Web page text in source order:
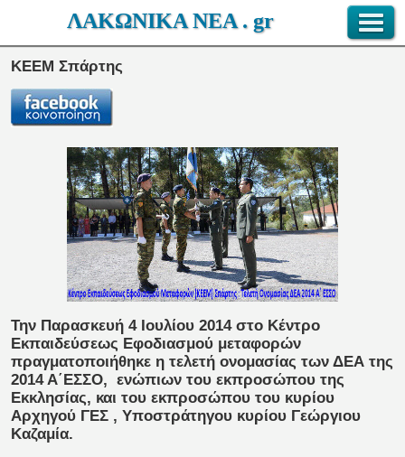
ΛΑΚΩΝΙΚΑ ΝΕΑ . gr
ΚΕΕΜ Σπάρτης
Την Παρασκευή 4 Ιουλίου 2014 στο Κέντρο
Εκπαιδεύσεως Εφοδιασμού μεταφορών
πραγματοποιήθηκε η τελετή ονομασίας των ΔΕΑ της
2014 Α΄ΕΣΣΟ, ενώπιων του εκπροσώπου της
Εκκλησίας, και του εκπροσώπου του κυρίου
Αρχηγού ΓΕΣ , Υποστράτηγου κυρίου Γεώργιου
Καζαμία.